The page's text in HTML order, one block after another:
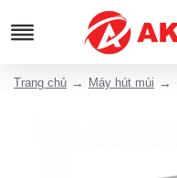
Trang chủ Máy hút mùi